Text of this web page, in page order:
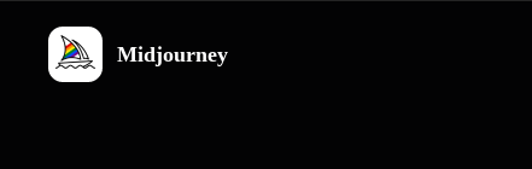
Midjourney